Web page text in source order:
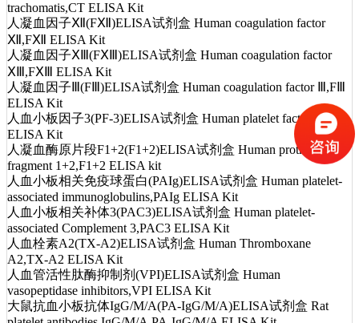
trachomatis,CT ELISA Kit
人凝血因子Ⅻ(FⅫ)ELISA试剂盒 Human coagulation factor
Ⅻ,FⅫ ELISA Kit
人凝血因子ⅩⅢ(FⅩⅢ)ELISA试剂盒 Human coagulation factor
ⅩⅢ,FⅩⅢ ELISA Kit
人凝血因子Ⅲ(FⅢ)ELISA试剂盒 Human coagulation factor Ⅲ,FⅢ
ELISA Kit
人血小板因子3(PF-3)ELISA试剂盒 Human platelet factor 3, PF3
ELISA Kit
人凝血酶原片段F1+2(F1+2)ELISA试剂盒 Human prothrombin
fragment 1+2,F1+2 ELISA kit
人血小板相关免疫球蛋白(PAIg)ELISA试剂盒 Human platelet-
associated immunoglobulins,PAIg ELISA Kit
人血小板相关补体3(PAC3)ELISA试剂盒 Human platelet-
associated Complement 3,PAC3 ELISA Kit
人血栓素A2(TX-A2)ELISA试剂盒 Human Thromboxane
A2,TX-A2 ELISA Kit
人血管活性肽酶抑制剂(VPI)ELISA试剂盒 Human
vasopeptidase inhibitors,VPI ELISA Kit
大鼠抗血小板抗体IgG/M/A(PA-IgG/M/A)ELISA试剂盒 Rat